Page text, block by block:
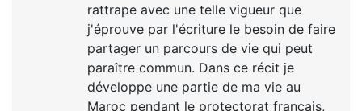
rattrape avec une telle vigueur que
j'éprouve par l'écriture le besoin de faire
partager un parcours de vie qui peut
paraître commun. Dans ce récit je
développe une partie de ma vie au
Maroc pendant le protectorat français,